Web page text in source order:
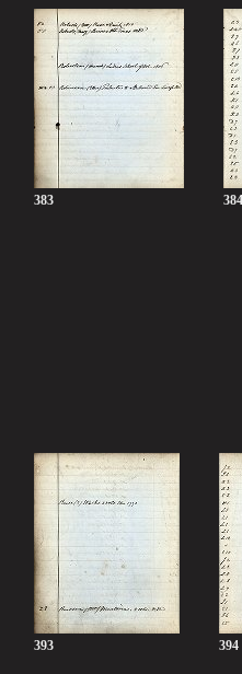
383 384
393 394